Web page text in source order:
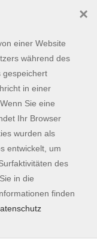
einer Website
während des
gespeichert
in einer
Sie eine
Ihr Browser
wurden als
entwickelt, um
des
in die
finden
×